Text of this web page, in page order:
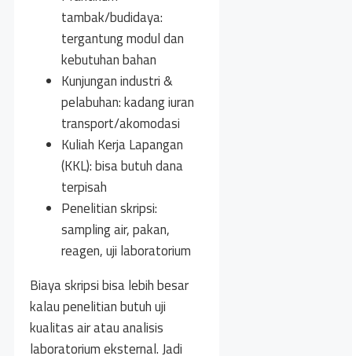
tambak/budidaya:
tergantung modul dan
kebutuhan bahan
Kunjungan industri &
pelabuhan: kadang iuran
transport/akomodasi
Kuliah Kerja Lapangan
(KKL): bisa butuh dana
terpisah
Penelitian skripsi:
sampling air, pakan,
reagen, uji laboratorium
Biaya skripsi bisa lebih besar
kalau penelitian butuh uji
kualitas air atau analisis
laboratorium eksternal. Jadi